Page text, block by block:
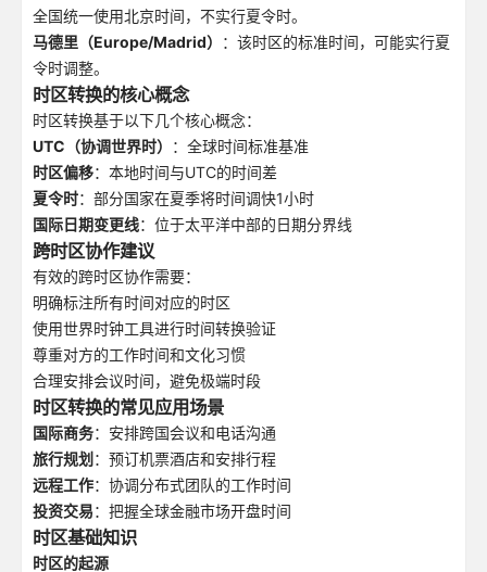
全国统一使用北京时间，不实行夏令时。
马德里（Europe/Madrid）
：该时区的标准时间，可能实行夏
令时调整。
时区转换的核心概念
时区转换基于以下几个核心概念：
UTC（协调世界时）
：全球时间标准基准
时区偏移：本地时间与UTC的时间差
夏令时：部分国家在夏季将时间调快1小时
国际日期变更线：位于太平洋中部的日期分界线
跨时区协作建议
有效的跨时区协作需要：
明确标注所有时间对应的时区
使用世界时钟工具进行时间转换验证
尊重对方的工作时间和文化习惯
合理安排会议时间，避免极端时段
时区转换的常见应用场景
国际商务：安排跨国会议和电话沟通
旅行规划 ：预订机票酒店和安排行程
远程工作：协调分布式团队的工作时间
投资交易：把握全球金融市场开盘时间
时区基础知识
时区的起源